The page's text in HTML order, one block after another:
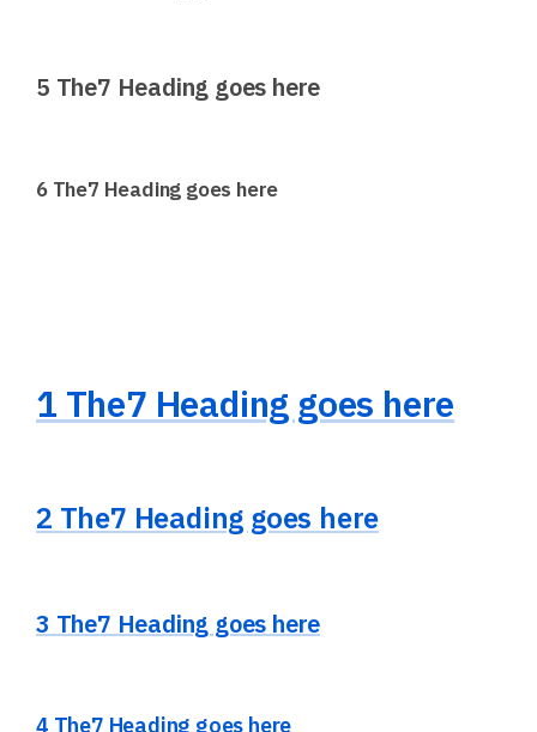
5 The7 Heading goes here
6 The7 Heading goes here
1 The7 Heading goes here
2 The7 Heading goes here
3 The7 Heading goes here